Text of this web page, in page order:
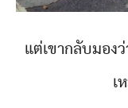
แต่เขากลับมอง
เ